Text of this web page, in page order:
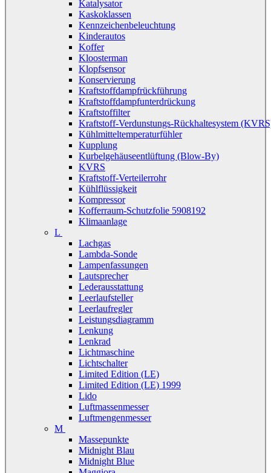
Katalysator
Kaskoklassen
Kennzeichenbeleuchtung
Kinderautos
Koffer
Kloosterman
Klopfsensor
Konservierung
Kraftstoffdampfrückführung
Kraftstoffdampfunterdrückung
Kraftstoffilter
Kraftstoff-Verdunstungs-Rückhaltesystem
Kühlmitteltemperaturfühler
Kupplung
Kurbelgehäuseentlüftung (Blow-By)
KVRS
Kraftstoff-Verteilerrohr
Kühlflüssigkeit
Kompressor
Kofferraum-Schutzfolie 5908192
Klimaanlage
L
Lachgas
Lambda-Sonde
Lampenfassungen
Lautsprecher
Lederausstattung
Leerlaufsteller
Leerlaufregler
Leistungsdiagramm
Lenkung
Lenkrad
Lichtmaschine
Lichtschalter
Limited Edition (LE)
Limited Edition (LE) 1999
Lido
Luftmassenmesser
Luftmengenmesser
M
Massepunkte
Midnight Blau
Midnight Blue